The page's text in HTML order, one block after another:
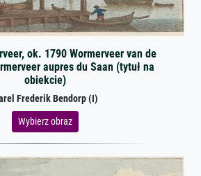
ok. 1790 Wormerveer van de
aupres du Saan (tytuł na
obiekcie)
Frederik Bendorp (I)
Wybierz obraz